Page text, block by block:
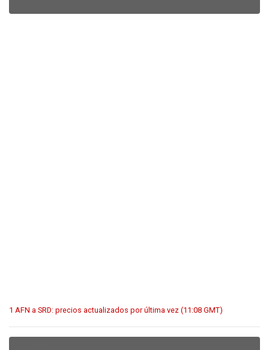
1 AFN a SRD: precios actualizados por última vez (11:08 GMT)